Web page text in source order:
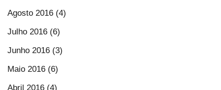
Agosto 2016 (4)
Julho 2016 (6)
Junho 2016 (3)
Maio 2016 (6)
Abril 2016 (4)